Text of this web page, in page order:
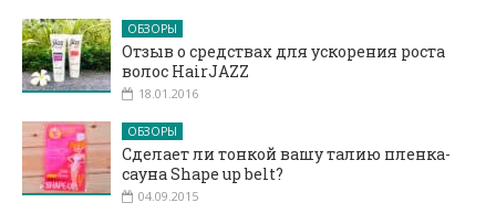
ОБЗОРЫ
Отзыв о средствах для ускорения роста
волос HairJAZZ
18.01.2016
ОБЗОРЫ
Сделает ли тонкой вашу талию пленка-
сауна Shape up belt?
04.09.2015